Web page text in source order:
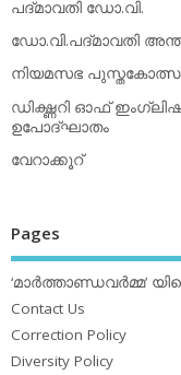
പദ്മാവതി ഡോ.വി.
ഡോ.വി.പദ്മാവതി
നിയമസഭ
ഡിക്ഷ്ണറി ഓഫ്
ഉപോദ്ഘാതം
വേറാക്കൂറ്
Pages
‘മാര്‍ത്താണ്ഡവര്‍മ്മ’
Contact Us
Correction Policy
Diversity Policy